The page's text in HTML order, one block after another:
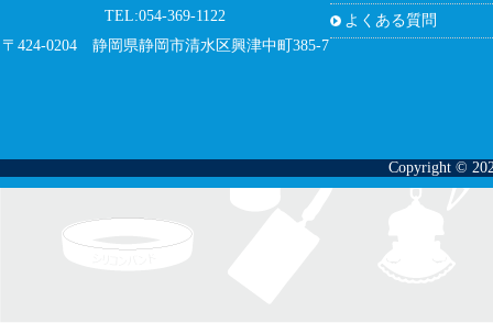
TEL:054-369-1122
〒424-0204 静岡県静岡市清水区興津中町385-7
よくある質問
Copyright ©